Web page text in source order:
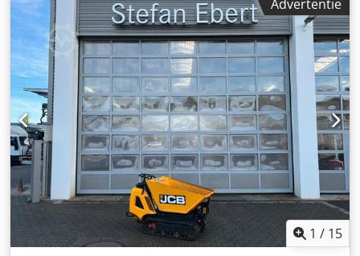
Airconditioning, Ripper-ventiel, Accu-hoofschakelaar,
Goede staat, Direct inzetbaar! Dsdpfsy H Uupjx Agdjkr Op
verzoek kunnen wij u een lease- of financieringsvoorstel
doen. De heer Mihm (Tel.) helpt u graag verder. Meer
informatie vindt u op onze website. Wijzigingen en
tussentijdse verkoop voorbehouden! = Verdere informatie
= Aandrijving: Rups Neem contact op met Tobias Ebert
voor meer informatie.
Advertentie
1 / 15